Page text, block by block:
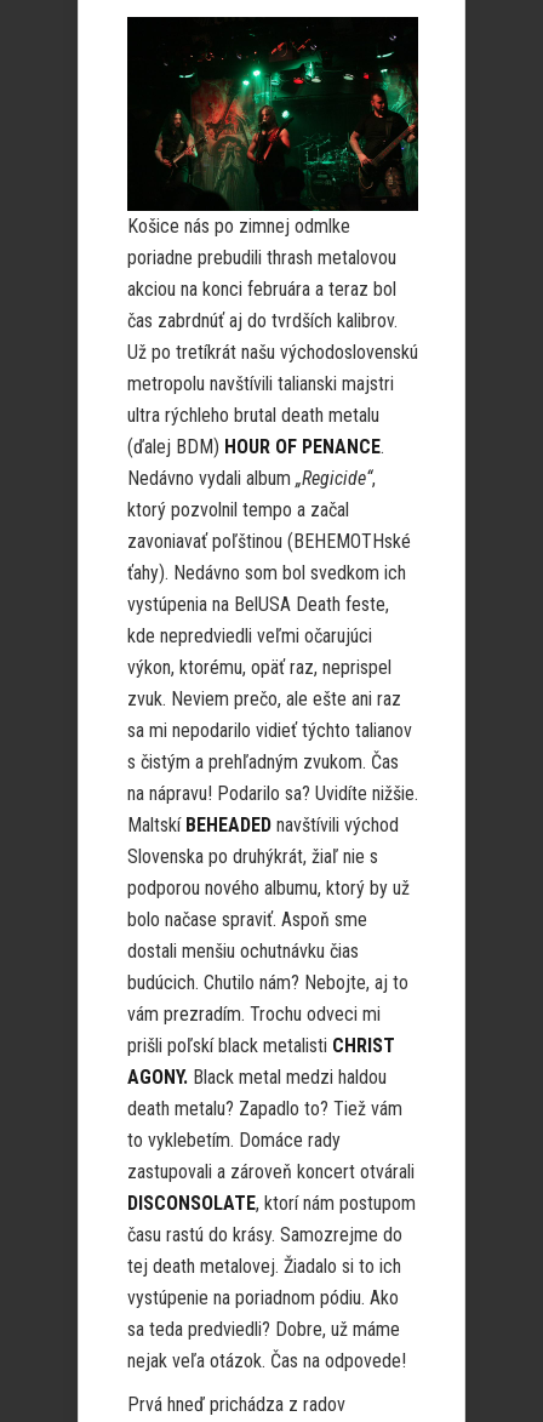
Košice nás po zimnej odmlke
poriadne prebudili thrash metalovou
akciou na konci februára a teraz bol
čas zabrdnúť aj do tvrdších kalibrov.
Už po tretíkrát našu východoslovenskú
metropolu navštívili talianski majstri
ultra rýchleho brutal death metalu
(ďalej BDM) HOUR OF PENANCE.
Nedávno vydali album „Regicide“,
ktorý pozvolnil tempo a začal
zavoniavať poľštinou (BEHEMOTHské
ťahy). Nedávno som bol svedkom ich
vystúpenia na BelUSA Death feste,
kde nepredviedli veľmi očarujúci
výkon, ktorému, opäť raz, neprispel
zvuk. Neviem prečo, ale ešte ani raz
sa mi nepodarilo vidieť týchto talianov
s čistým a prehľadným zvukom. Čas
na nápravu! Podarilo sa? Uvidíte nižšie.
Maltskí BEHEADED navštívili východ
Slovenska po druhýkrát, žiaľ nie s
podporou nového albumu, ktorý by už
bolo načase spraviť. Aspoň sme
dostali menšiu ochutnávku čias
budúcich. Chutilo nám? Nebojte, aj to
vám prezradím. Trochu odveci mi
prišli poľskí black metalisti CHRIST
AGONY. Black metal medzi haldou
death metalu? Zapadlo to? Tiež vám
to vyklebetím. Domáce rady
zastupovali a zároveň koncert otvárali
DISCONSOLATE, ktorí nám postupom
času rastú do krásy. Samozrejme do
tej death metalovej. Žiadalo si to ich
vystúpenie na poriadnom pódiu. Ako
sa teda predviedli? Dobre, už máme
nejak veľa otázok. Čas na odpovede!
Prvá hneď prichádza z radov